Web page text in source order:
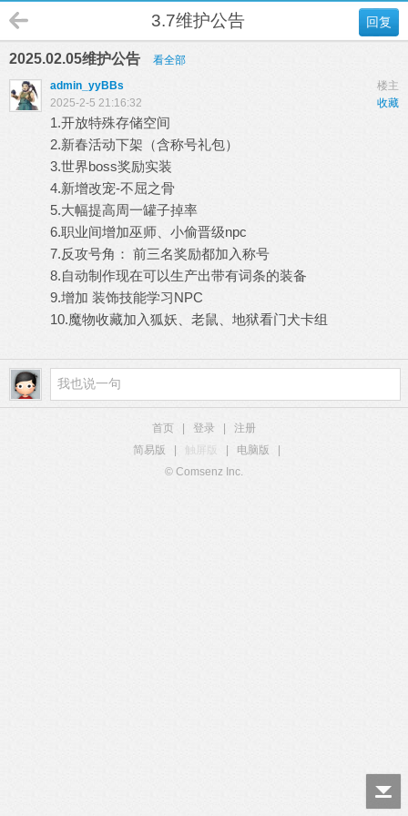
回复
3.7维护公告
2025.02.05维护公告
看全部
楼主
admin_yyBBs
收藏
2025-2-5 21:16:32
1.开放特殊存储空间
2.新春活动下架（含称号礼包）
3.世界boss奖励实装
4.新增改宠-不屈之骨
5.大幅提高周一罐子掉率
6.职业间增加巫师、小偷晋级npc
7.反攻号角： 前三名奖励都加入称号
8.自动制作现在可以生产出带有词条的装备
9.增加 装饰技能学习NPC
10.魔物收藏加入狐妖、老鼠、地狱看门犬卡组
首页 登录
注册
简易版
触屏版 电脑版
© Comsenz Inc.